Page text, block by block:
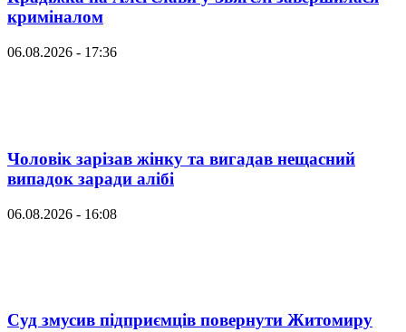
криміналом
06.08.2026 - 17:36
Чоловік зарізав жінку та вигадав нещасний
випадок заради алібі
06.08.2026 - 16:08
Суд змусив підприємців повернути Житомиру